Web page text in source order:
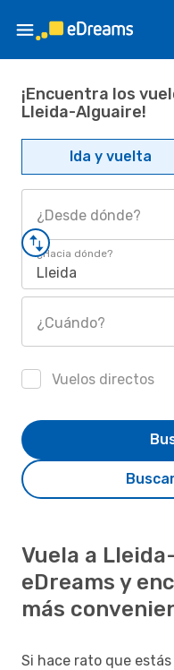
¡Encuentra los
Lleida-Alguaire!
Ida y vuelta
¿Desde dónde?
¿Hacia dónde?
Lleida
¿Cuándo?
Vuelos directos
Vuela a
eDreams y
más
Si hace rato que